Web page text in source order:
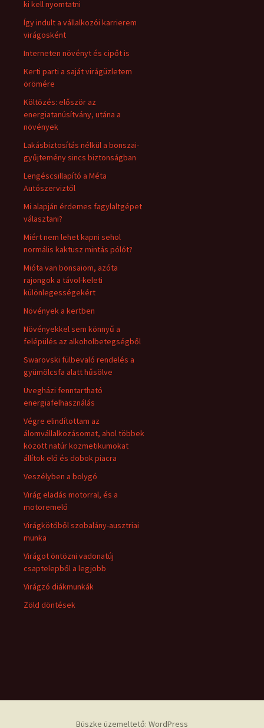
ki kell nyomtatni
Így indult a vállalkozói karrierem
virágosként
Interneten növényt és cipőt is
Kerti parti a saját virágüzletem
örömére
Költözés: először az
energiatanúsítvány, utána a
növények
Lakásbiztosítás nélkül a bonszai-
gyűjtemény sincs biztonságban
Lengéscsillapító a Méta
Autószerviztől
Mi alapján érdemes fagylaltgépet
választani?
Miért nem lehet kapni sehol
normális kaktusz mintás pólót?
Mióta van bonsaiom, azóta
rajongok a távol-keleti
különlegességekért
Növények a kertben
Növényekkel sem könnyű a
felépülés az alkoholbetegségből
Swarovski fülbevaló rendelés a
gyümölcsfa alatt hűsölve
Üvegházi fenntartható
energiafelhasználás
Végre elindítottam az
álomvállalkozásomat, ahol többek
között natúr kozmetikumokat
állítok elő és dobok piacra
Veszélyben a bolygó
Virág eladás motorral, és a
motoremelő
Virágkötőből szobalány-ausztriai
munka
Virágot öntözni vadonatúj
csaptelepből a legjobb
Virágzó diákmunkák
Zöld döntések
Büszke üzemeltető: WordPress